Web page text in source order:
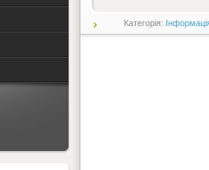
Категорія: